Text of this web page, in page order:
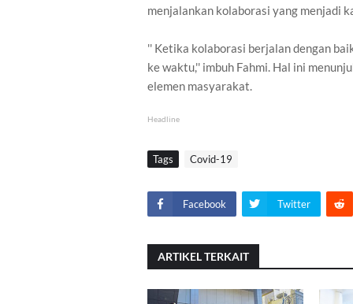
menjalankan kolaborasi yang menjadi
'' Ketika kolaborasi berjalan dengan
ke waktu,'' imbuh Fahmi. Hal ini
elemen masyarakat.
Headline
Tags Covid-19
Facebook Twitter
ARTIKEL TERKAIT